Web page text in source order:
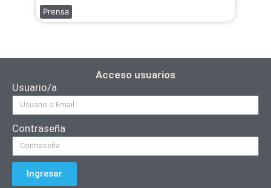
Prensa
Acceso usuarios
Usuario/a
Contraseña
Ingresar